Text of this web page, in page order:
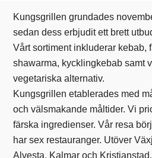
Kungsgrillen grundades
sedan dess erbjudit ett brett
Vårt sortiment inkluderar kebab,
shawarma, kycklingkebab samt
vegetariska alternativ.
Kungsgrillen etablerades med
och välsmakande måltider. Vi
färska ingredienser. Vår resa
har sex restauranger. Utöver
Alvesta, Kalmar och Kristianstad.